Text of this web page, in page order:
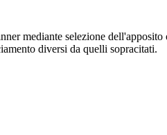
mediante selezione
diversi da quelli sopracitati.